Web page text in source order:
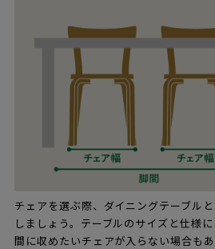
チェアを選ぶ際、ダイニングテーブル
しましょう。テーブルのサイズと仕様
間に収めたいチェアが入らない場合も